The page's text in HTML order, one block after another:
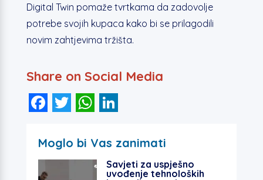
Digital Twin pomaže tvrtkama da zadovolje
potrebe svojih kupaca kako bi se prilagodili
novim zahtjevima tržišta.
Share on Social Media
F
c
e
T
tt
er
W
at
s
k
e
Moglo bi Vas zanimati
Savjeti za uspješno
uvođenje tehnoloških